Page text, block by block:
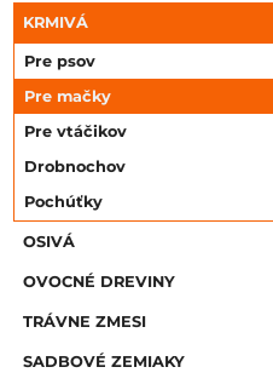
KRMIVÁ
Pre psov
Pre mačky
Pre vtáčikov
Drobnochov
Pochúťky
OSIVÁ
OVOCNÉ DREVINY
TRÁVNE ZMESI
SADBOVÉ ZEMIAKY